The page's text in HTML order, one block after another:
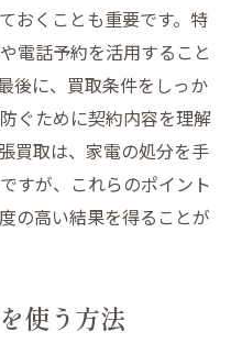
おくことも重要です。特
電話予約を活用すること
後に、買取条件をしっか
ぐために契約内容を理解
買取は、家電の処分を手
すが、これらのポイント
の高い結果を得ることが
使う方法